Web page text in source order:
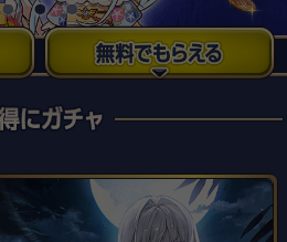
フェスQ&A
い合わせ
イバシーポリシー